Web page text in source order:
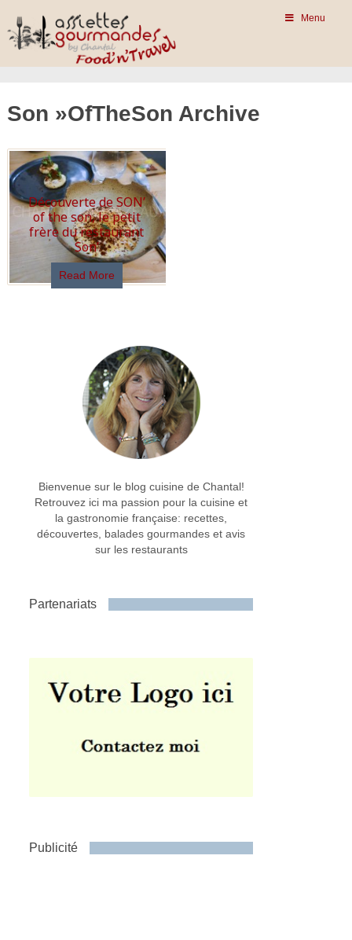
Menu
Son »OfTheSon Archive
Découverte de SON’
of the son, le petit
frère du restaurant
Son’
Read More
Bienvenue sur le blog cuisine de Chantal!
Retrouvez ici ma passion pour la cuisine et
la gastronomie française: recettes,
découvertes, balades gourmandes et avis
sur les restaurants
Partenariats
Publicité